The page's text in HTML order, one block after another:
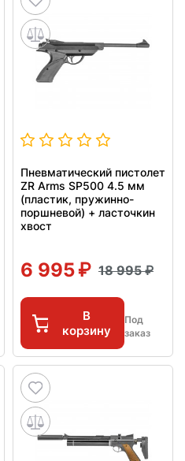
Пневматический пистолет
ZR Arms SP500 4.5 мм
(пластик, пружинно-
поршневой) + ласточкин
хвост
6 995 18 995
В
корзину
Под
заказ